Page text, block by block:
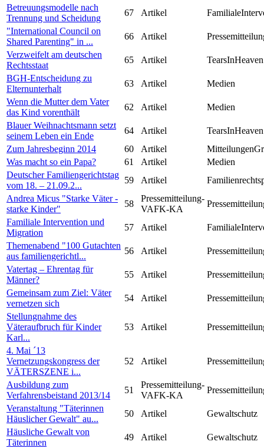
Betreuungsmodelle nach
Trennung und Scheidung
67 Artikel
"International Council on
Shared Parenting" in ...
66 Artikel
Verzweifelt am deutschen
Rechtsstaat
65 Artikel
TearsInHeaven
BGH-Entscheidung zu
Elternunterhalt
63 Artikel
Medien
Wenn die Mutter dem Vater
das Kind vorenthält
62 Artikel
Medien
Blauer Weihnachtsmann setzt
seinem Leben ein Ende
64 Artikel
TearsInHeaven
Zum Jahresbeginn 2014
60 Artikel
Was macht so ein Papa?
61 Artikel
Medien
Deutscher Familiengerichtstag
vom 18. – 21.09.2...
59 Artikel
Andrea Micus "Starke Väter -
starke Kinder"
58
Pressemitteilung-
VAFK-KA
Familiale Intervention und
Migration
57 Artikel
Themenabend "100 Gutachten
aus familiengerichtl...
56 Artikel
Vatertag – Ehrentag für
Männer?
55 Artikel
Gemeinsam zum Ziel: Väter
vernetzen sich
54 Artikel
Stellungnahme des
Väteraufbruch für Kinder
Karl...
53 Artikel
4. Mai ´13
Vernetzungskongress der
VÄTERSZENE i...
52 Artikel
Ausbildung zum
Verfahrensbeistand 2013/14
51
Pressemitteilung-
VAFK-KA
Veranstaltung "Täterinnen
Häuslicher Gewalt" au...
50 Artikel
Gewaltschutz
Häusliche Gewalt von
Täterinnen
49 Artikel
Gewaltschutz